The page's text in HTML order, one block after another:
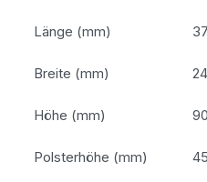
Länge (mm)
Breite (mm)
Höhe (mm) 90
Polsterhöhe (mm) 45